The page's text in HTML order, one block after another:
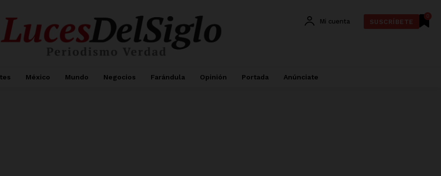
0
Mi cuenta SUSCRÍBETE
México Mundo Negocios Farándula Opinión Portada Anúnciate